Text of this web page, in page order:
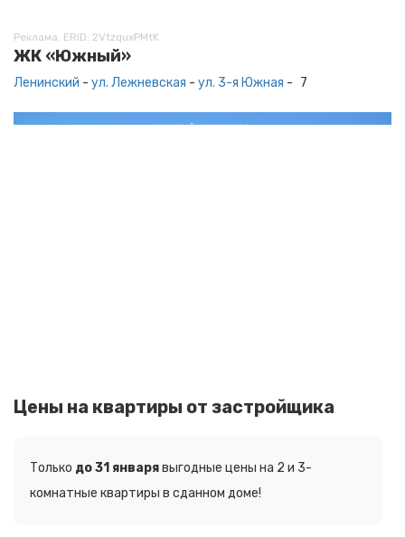
Реклама. ERID: 2VtzquxPMtK
ЖК «Южный»
Ленинский - ул. Лежневская - ул. 3-я Южная - 7
Цены на квартиры от застройщика
Только до 31 январявыгодные цены на 2 и 3-
комнатные квартиры в сданном доме!